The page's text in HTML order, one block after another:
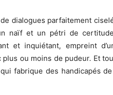
de dialogues parfaitement
naïf et un pétri de
et inquiétant, empreint
ou moins de pudeur. Et
fabrique des handicapés